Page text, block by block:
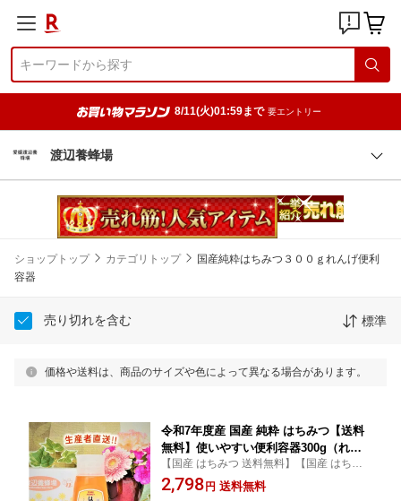
8/11(火)01:59まで 要エントリー
渡辺養蜂場
ショップトップ カテゴリトップ
国産純粋はちみつ３００ｇれんげ便利
容器
売り切れを含む 標準
価格や送料は、商品のサイズや色によって異なる場合があります。
令和7年度産 国産 純粋 はちみつ【送料
無料】使いやすい便利容器300g（れん
げ畑から届きました） 日本製 はちみつ
ハチミツ ハニー HONEY 蜂蜜 プラ容器
【国産 はちみつ 送料無料】【国産 はちみ
つ 送料無料】【純粋】【天然】【れんげ】
【ギフト】 愛媛県産☆純度100％のれんげ
2,798 円 送料無料